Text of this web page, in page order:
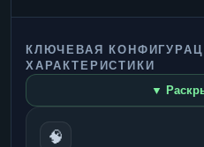
КЛЮЧЕВАЯ
ХАРАКТЕРИСТИКИ
▼
🧠